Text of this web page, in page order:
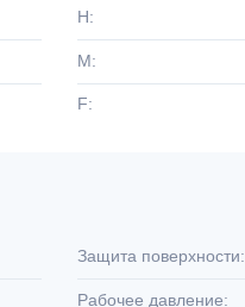
H:
M:
F:
Защита поверхности:
Рабочее давление: